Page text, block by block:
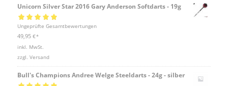
Unicorn Silver Star 2016 Gary Anderson Softdarts - 19g
Bewertet mit
5.00von 5
Ungeprüfte Gesamtbewertungen
49,95 €*
inkl. MwSt.
zzgl. Versand
Bull's Champions Andree Welge Steeldarts - 24g - silber